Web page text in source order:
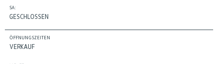
SA:
GESCHLOSSEN
ÖFFNUNGSZEITEN
VERKAUF